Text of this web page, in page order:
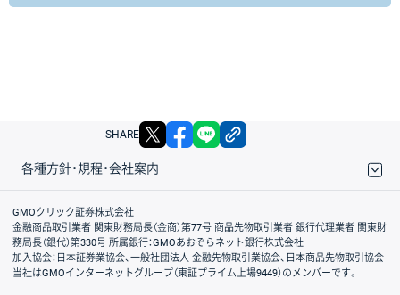
SHARE X facebook
各種方針・規程・会社案内
取引規程・約款
サイトマップ
その他のご案内
個人情報保護方針
最良執行方針
サイトのご利用について
ディスクレイマー
信託保全
リスク説明
会社案内
GMOクリック証券株式会社
金融商品取引業者 関東財務局長（金商）第77号 商品先物取引業者 銀行代理業者 関東財
務局長（銀代）第330号 所属銀行：GMOあおぞらネット銀行株式会社
加入協会：日本証券業協会、一般社団法人 金融先物取引業協会、日本商品先物取引協会
当社はGMOインターネットグループ（東証プライム上場9449）のメンバーです。